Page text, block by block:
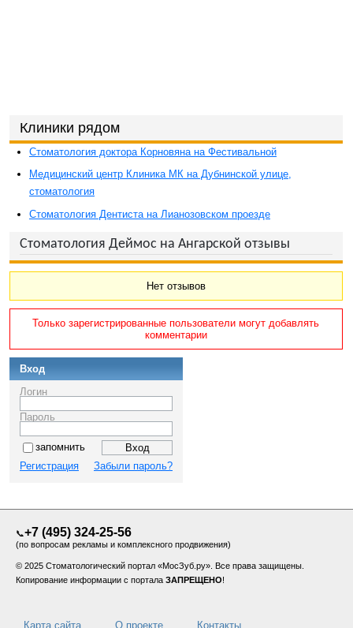
Клиники рядом
Стоматология доктора Корновяна на Фестивальной
Медицинский центр Клиника МК на Дубнинской улице,
стоматология
Стоматология Дентиста на Лианозовском проезде
Стоматология Деймос на Ангарской отзывы
Нет отзывов
Только зарегистрированные пользователи могут добавлять
комментарии
Вход
Логин
Пароль
запомнить
Регистрация
Забыли пароль?
📞+7 (495) 324-25-56
(по вопросам рекламы и комплексного продвижения)
© 2025 Стоматологический портал «МосЗуб.ру». Все права защищены.
Копирование информации с портала ЗАПРЕЩЕНО!
Карта сайта О проекте Контакты